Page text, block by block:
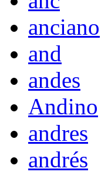
anciano
and
andes
Andino
andres
andrés